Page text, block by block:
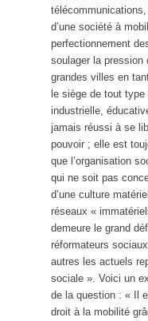
d’une société à
perfectionnement
soulager la pression
grandes villes en
le siège de tout type
industrielle,
jamais réussi à se
pouvoir ; elle est
que l’organisation
qui ne soit pas
d’une culture
réseaux «
demeure le grand
réformateurs
autres les actuels
sociale ». Voici un
de la question : « Il
droit à la mobilité